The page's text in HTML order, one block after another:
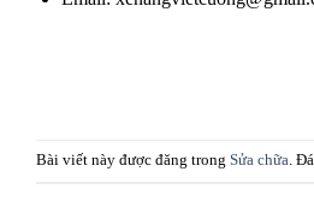
Bài viết này được đăng trong Sửa chữa.